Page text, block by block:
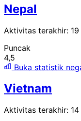
Nepal
Aktivitas terakhir:
Puncak
4,5
Buka statistik
Vietnam
Aktivitas terakhir: